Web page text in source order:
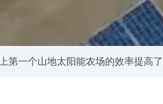
第一个山地太阳能农场的效率提高